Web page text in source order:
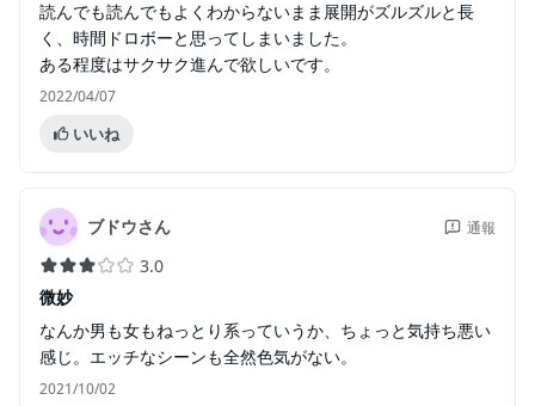
読んでも読んでもよくわからないまま展開がズルズルと長
く、時間ドロボーと思ってしまいました。
ある程度はサクサク進んで欲しいです。
2022/04/07
いいね
ブドウさん 通報
3.0
微妙
なんか男も女もねっとり系っていうか、ちょっと気持ち悪い
感じ。エッチなシーンも全然色気がない。
2021/10/02